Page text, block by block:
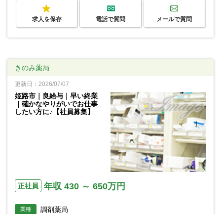
求人を保存 電話で質問 メールで質問
きのみ薬局
更新日：2026/07/07
姫路市｜良給与｜早い終業
｜確かなやりがいでお仕事
したい方に♪【社員募集】
正社員 年収 430 ～ 650万円
業種 調剤薬局